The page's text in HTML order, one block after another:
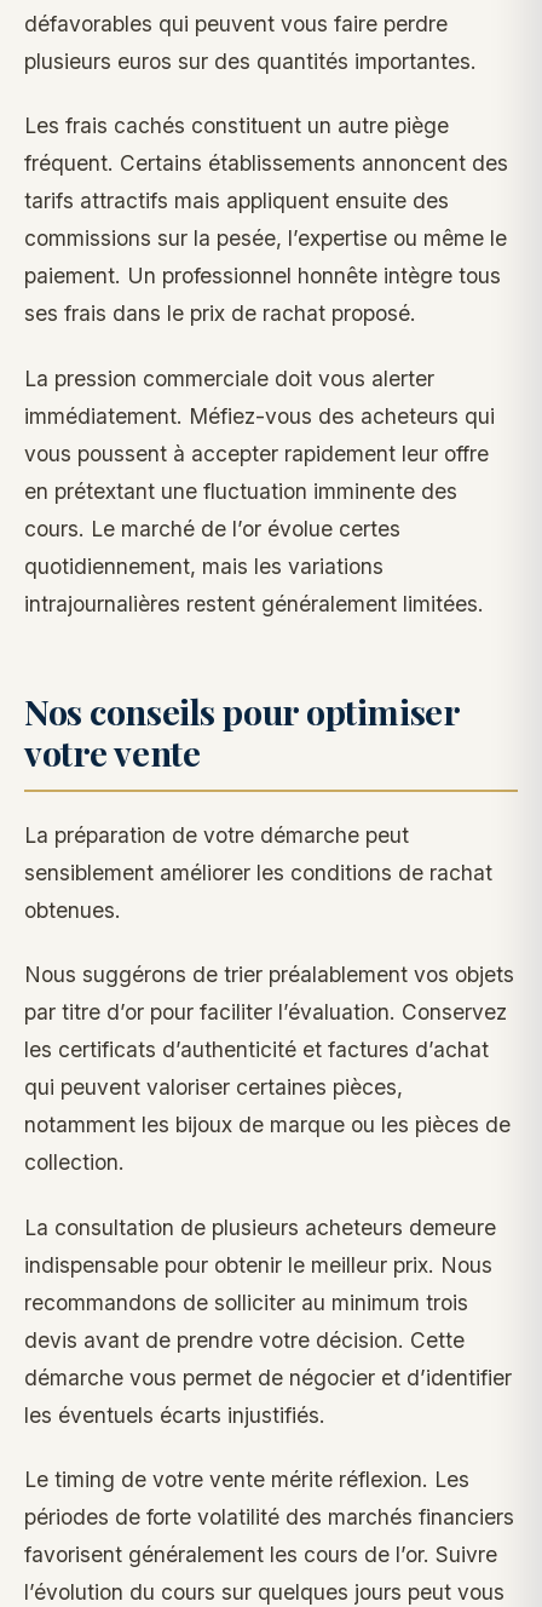
défavorables qui peuvent vous faire perdre
plusieurs euros sur des quantités importantes.
Les frais cachés constituent un autre piège
fréquent. Certains établissements annoncent des
tarifs attractifs mais appliquent ensuite des
commissions sur la pesée, l’expertise ou même le
paiement. Un professionnel honnête intègre tous
ses frais dans le prix de rachat proposé.
La pression commerciale doit vous alerter
immédiatement. Méfiez-vous des acheteurs qui
vous poussent à accepter rapidement leur offre
en prétextant une fluctuation imminente des
cours. Le marché de l’or évolue certes
quotidiennement, mais les variations
intrajournalières restent généralement limitées.
Nos conseils pour optimiser
votre vente
La préparation de votre démarche peut
sensiblement améliorer les conditions de rachat
obtenues.
Nous suggérons de trier préalablement vos objets
par titre d’or pour faciliter l’évaluation. Conservez
les certificats d’authenticité et factures d’achat
qui peuvent valoriser certaines pièces,
notamment les bijoux de marque ou les pièces de
collection.
La consultation de plusieurs acheteurs demeure
indispensable pour obtenir le meilleur prix. Nous
recommandons de solliciter au minimum trois
devis avant de prendre votre décision. Cette
démarche vous permet de négocier et d’identifier
les éventuels écarts injustifiés.
Le timing de votre vente mérite réflexion. Les
périodes de forte volatilité des marchés financiers
favorisent généralement les cours de l’or. Suivre
l’évolution du cours sur quelques jours peut vous